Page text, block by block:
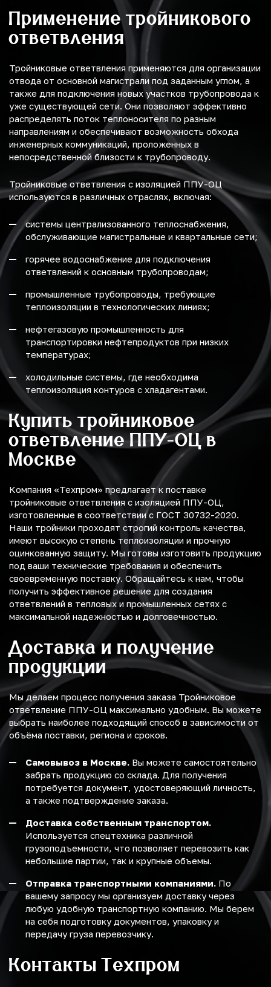
Применение тройникового
ответвления
Тройниковые ответвления применяются для организации
отвода от основной магистрали под заданным углом, а
также для подключения новых участков трубопровода к
уже существующей сети. Они позволяют эффективно
распределять поток теплоносителя по разным
направлениям и обеспечивают возможность обхода
инженерных коммуникаций, проложенных в
непосредственной близости к трубопроводу.
Тройниковые ответвления с изоляцией ППУ-ОЦ
используются в различных отраслях, включая:
системы централизованного теплоснабжения,
обслуживающие магистральные и квартальные сети;
горячее водоснабжение для подключения
ответвлений к основным трубопроводам;
промышленные трубопроводы, требующие
теплоизоляции в технологических линиях;
нефтегазовую промышленность для
транспортировки нефтепродуктов при низких
температурах;
холодильные системы, где необходима
теплоизоляция контуров с хладагентами.
Купить тройниковое
ответвление ППУ-ОЦ в
Москве
Компания «Техпром» предлагает к поставке
тройниковые ответвления с изоляцией ППУ-ОЦ,
изготовленные в соответствии с ГОСТ 30732-2020.
Наши тройники проходят строгий контроль качества,
имеют высокую степень теплоизоляции и прочную
оцинкованную защиту. Мы готовы изготовить продукцию
под ваши технические требования и обеспечить
своевременную поставку. Обращайтесь к нам, чтобы
получить эффективное решение для создания
ответвлений в тепловых и промышленных сетях с
максимальной надежностью и долговечностью.
Доставка и получение
продукции
Мы делаем процесс получения заказа Тройниковое
ответвление ППУ-ОЦ максимально удобным. Вы можете
выбрать наиболее подходящий способ в зависимости от
объёма поставки, региона и сроков.
Самовывоз в Москве. Вы можете самостоятельно
забрать продукцию со склада. Для получения
потребуется документ, удостоверяющий личность,
а также подтверждение заказа.
Доставка собственным транспортом.
Используется спецтехника различной
грузоподъемности, что позволяет перевозить как
небольшие партии, так и крупные объемы.
Отправка транспортными компаниями. По
вашему запросу мы организуем доставку через
любую удобную транспортную компанию. Мы берем
на себя подготовку документов, упаковку и
передачу груза перевозчику.
Контакты Техпром